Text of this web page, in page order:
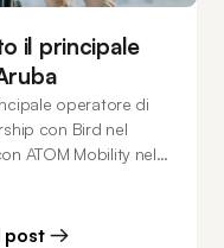
il principale
operatore di
con Bird nel
ATOM Mobility nel
+ flotta in Costa
5 su Android.
post